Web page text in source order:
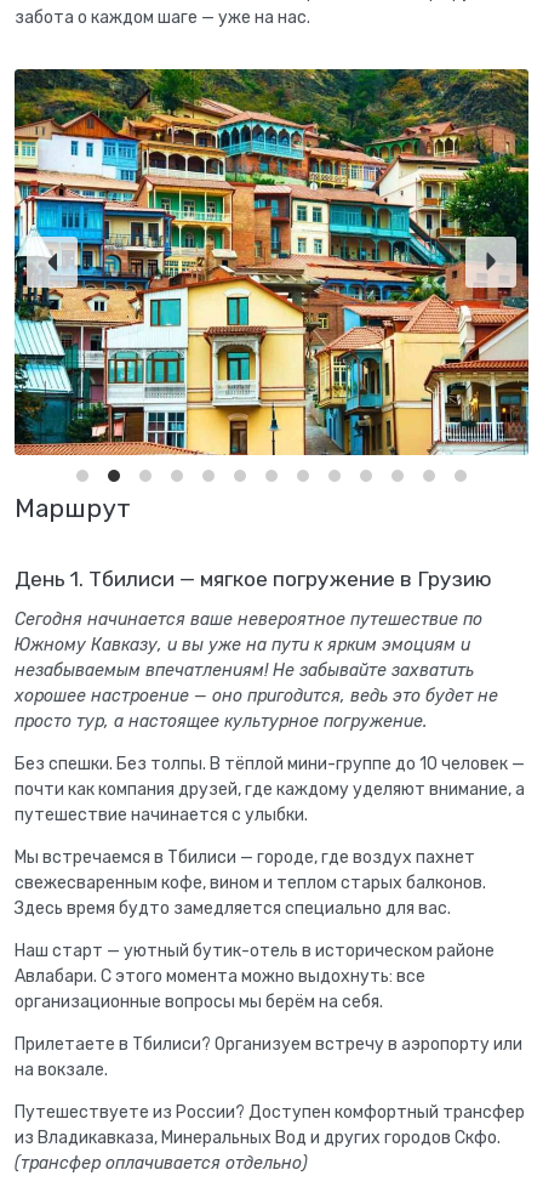
забота о каждом шаге — уже на нас.
Маршрут
День 1. Тбилиси — мягкое погружение в Грузию
Сегодня начинается ваше невероятное путешествие по
Южному Кавказу, и вы уже на пути к ярким эмоциям и
незабываемым впечатлениям! Не забывайте захватить
хорошее настроение — оно пригодится, ведь это будет не
просто тур, а настоящее культурное погружение.
Без спешки. Без толпы. В тёплой мини-группе до 10 человек —
почти как компания друзей, где каждому уделяют внимание, а
путешествие начинается с улыбки.
Мы встречаемся в Тбилиси — городе, где воздух пахнет
свежесваренным кофе, вином и теплом старых балконов.
Здесь время будто замедляется специально для вас.
Наш старт — уютный бутик-отель в историческом районе
Авлабари. С этого момента можно выдохнуть: все
организационные вопросы мы берём на себя.
Прилетаете в Тбилиси? Организуем встречу в аэропорту или
на вокзале.
Путешествуете из России? Доступен комфортный трансфер
из Владикавказа, Минеральных Вод и других городов Скфо.
(трансфер оплачивается отдельно)